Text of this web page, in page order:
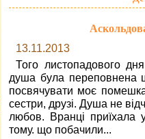
13.11.2013
Того листопадового
душа була переповнена
посвячувати моє
сестри, друзі. Душа не
любов. Вранці приїхала
тому. що побачили...